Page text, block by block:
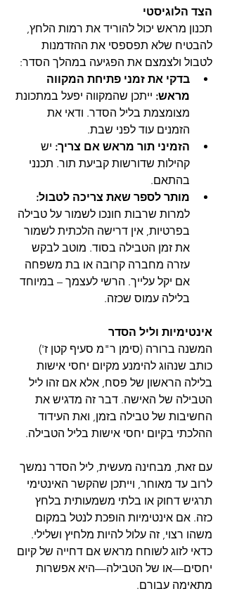
הצד הלוגיסטי
תכנון מראש יכול להוריד את רמות הלחץ,
להבטיח שלא תפספסי את ההזדמנות
לטבול ולצמצם את הפגיעה במהלך הסדר:
בדקי את זמני פתיחת המקווה
מראש: ייתכן שהמקווה יפעל במתכונת
מצומצמת בליל הסדר. ודאי את
הזמנים עוד לפני שבת.
הזמיני תור מראש אם צריך: יש
קהילות שדורשות קביעת תור. תכנני
בהתאם.
מותר לספר שאת צריכה לטבול:
למרות שרבות חונכו לשמור על טבילה
בפרטיות, אין דרישה הלכתית לשמור
את זמן הטבילה בסוד. מוטב לבקש
עזרה מחברה קרובה או בת משפחה
אם יקל עלייך. הרשי לעצמך – במיוחד
בלילה עמוס שכזה.
אינטימיות וליל הסדר
המשנה ברורה (סימן ר"מ סעיף קטן ז')
כותב שנהוג להימנע מקיום יחסי אישות
בלילה הראשון של פסח, אלא אם זהו ליל
הטבילה של האישה. דבר זה מדגיש את
החשיבות של טבילה בזמן, ואת העידוד
ההלכתי בקיום יחסי אישות בליל הטבילה.
עם זאת, מבחינה מעשית, ליל הסדר נמשך
לרוב עד מאוחר, וייתכן שהקשר האינטימי
תרגיש דחוק או בלתי משמעותית בלחץ
כזה. אם אינטימיות הופכת לנטל במקום
משהו רצוי, זה עלול להיות מלחיץ ושלילי.
כדאי לזוג לשוחח מראש אם דחייה של קיום
יחסים—או של הטבילה—היא אפשרות
מתאימה עבורם.